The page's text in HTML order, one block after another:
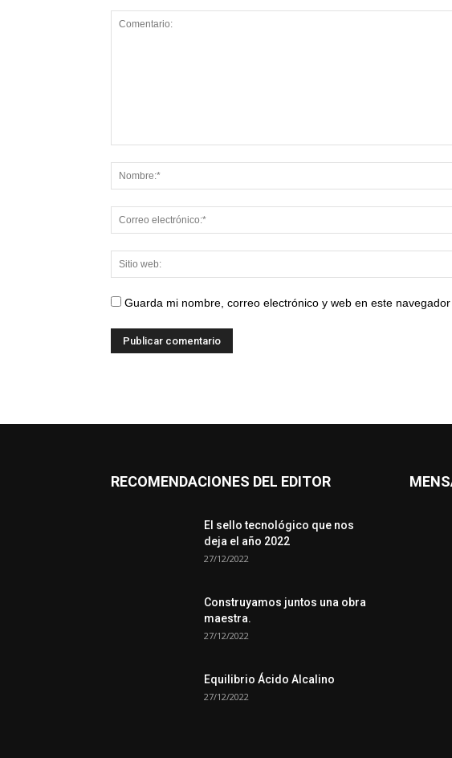
Guarda mi nombre, correo electrónico y web en este
RECOMENDACIONES DEL EDITOR
El sello tecnológico que nos
deja el año 2022
27/12/2022
Construyamos juntos una obra
maestra.
27/12/2022
Equilibrio Ácido Alcalino
27/12/2022